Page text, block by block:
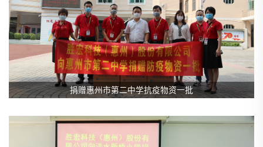
捐赠惠州市第二中学抗疫物资一批